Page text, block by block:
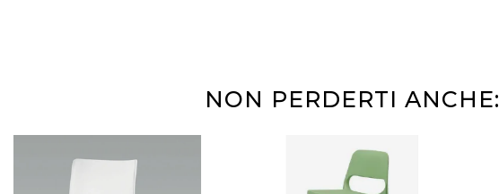
NON PERDERTI ANCHE: